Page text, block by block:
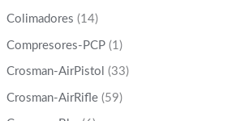
Colimadores (14)
Compresores-PCP (1)
Crosman-AirPistol (33)
Crosman-AirRifle (59)